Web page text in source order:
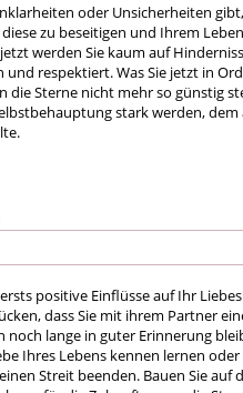
oder Unsicherheiten
zu beseitigen und Ihrem
werden Sie kaum auf
respektiert. Was Sie jetzt in
die Sterne nicht mehr so günstig
stark werden,
positive Einflüsse auf Ihr
dass Sie mit ihrem Partner
noch lange in guter Erinnerung
Ihres Lebens kennen lernen oder
Streit beenden. Bauen Sie auf